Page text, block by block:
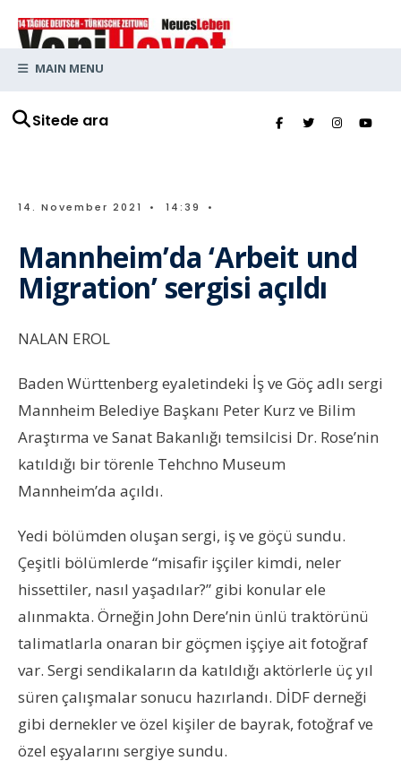
Sitede ara
MAIN MENU
14. November 2021 • 14:39 •
Mannheim’da ‘Arbeit und
Migration’ sergisi açıldı
NALAN EROL
Baden Württenberg eyaletindeki İş ve Göç adlı sergi
Mannheim Belediye Başkanı Peter Kurz ve Bilim
Araştırma ve Sanat Bakanlığı temsilcisi Dr. Rose’nin
katıldığı bir törenle Tehchno Museum
Mannheim’da açıldı.
Yedi bölümden oluşan sergi, iş ve göçü sundu.
Çeşitli bölümlerde “misafir işçiler kimdi, neler
hissettiler, nasıl yaşadılar?” gibi konular ele
alınmakta. Örneğin John Dere’nin ünlü traktörünü
talimatlarla onaran bir göçmen işçiye ait fotoğraf
var. Sergi sendikaların da katıldığı aktörlerle üç yıl
süren çalışmalar sonucu hazırlandı. DİDF derneği
gibi dernekler ve özel kişiler de bayrak, fotoğraf ve
özel eşyalarını sergiye sundu.